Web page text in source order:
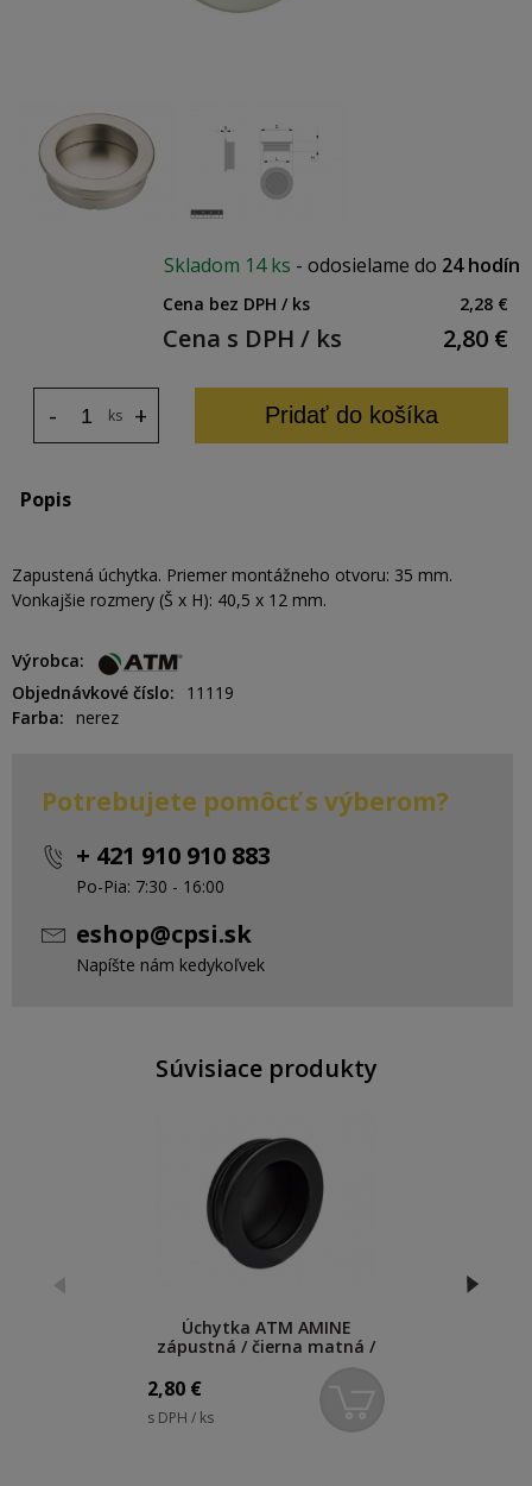
Skladom 14 ks - odosielame do 24 hodín
Cena bez DPH / ks 2,28 €
Cena s DPH / ks 2,80 €
ks +
- Pridať do košíka
Popis
Zapustená úchytka. Priemer montážneho otvoru: 35 mm.
Vonkajšie rozmery (Š x H): 40,5 x 12 mm.
Výrobca
Objednávkové číslo
11119
Farba
nerez
Potrebujete pomôcť s výberom?
+ 421 910 910 883
Po-Pia: 7:30 - 16:00
eshop@cpsi.sk
Napíšte nám kedykoľvek
Súvisiace produkty
Úchytka ATM AMINE
zápustná / čierna matná /
2,80 €
s DPH / ks